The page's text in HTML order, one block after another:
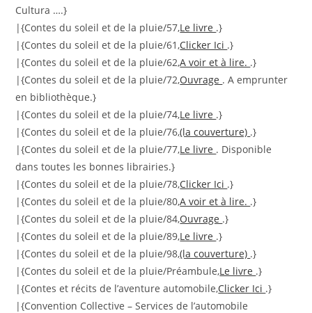
Cultura ….}
|{Contes du soleil et de la pluie/57,Le livre .}
|{Contes du soleil et de la pluie/61,Clicker Ici .}
|{Contes du soleil et de la pluie/62,A voir et à lire. .}
|{Contes du soleil et de la pluie/72,Ouvrage . A emprunter
en bibliothèque.}
|{Contes du soleil et de la pluie/74,Le livre .}
|{Contes du soleil et de la pluie/76,(la couverture) .}
|{Contes du soleil et de la pluie/77,Le livre . Disponible
dans toutes les bonnes librairies.}
|{Contes du soleil et de la pluie/78,Clicker Ici .}
|{Contes du soleil et de la pluie/80,A voir et à lire. .}
|{Contes du soleil et de la pluie/84,Ouvrage .}
|{Contes du soleil et de la pluie/89,Le livre .}
|{Contes du soleil et de la pluie/98,(la couverture) .}
|{Contes du soleil et de la pluie/Préambule,Le livre .}
|{Contes et récits de l’aventure automobile,Clicker Ici .}
|{Convention Collective – Services de l’automobile